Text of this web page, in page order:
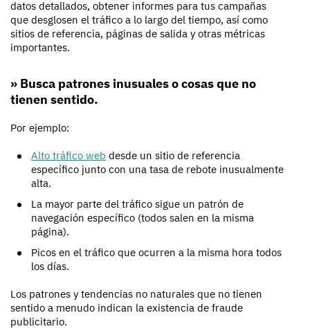
datos detallados, obtener informes para tus campañas
que desglosen el tráfico a lo largo del tiempo, así como
sitios de referencia, páginas de salida y otras métricas
importantes.
» Busca patrones inusuales o cosas que no
tienen sentido.
Por ejemplo:
Alto tráfico web desde un sitio de referencia
específico junto con una tasa de rebote inusualmente
alta.
La mayor parte del tráfico sigue un patrón de
navegación específico (todos salen en la misma
página).
Picos en el tráfico que ocurren a la misma hora todos
los días.
Los patrones y tendencias no naturales que no tienen
sentido a menudo indican la existencia de fraude
publicitario.